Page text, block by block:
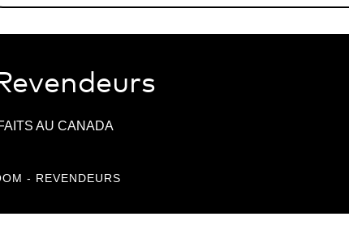
AU CANADA
- REVENDEURS